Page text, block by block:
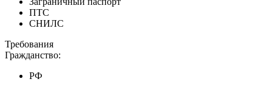
ПТС
СНИЛС
Требования
Гражданство:
РФ